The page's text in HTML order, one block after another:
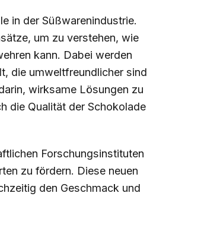
in der Süßwarenindustrie.
um zu verstehen, wie
kann. Dabei werden
die umweltfreundlicher sind
wirksame Lösungen zu
die Qualität der Schokolade
Forschungsinstituten
zu fördern. Diese neuen
den Geschmack und